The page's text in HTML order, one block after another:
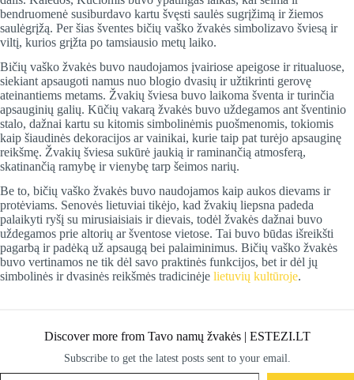
bendruomenė susiburdavo kartu švęsti saulės sugrįžimą ir žiemos
saulėgrįžą. Per šias šventes bičių vaško žvakės simbolizavo šviesą ir
viltį, kurios grįžta po tamsiausio metų laiko​.
Bičių vaško žvakės buvo naudojamos įvairiose apeigose ir ritualuose,
siekiant apsaugoti namus nuo blogio dvasių ir užtikrinti gerovę
ateinantiems metams. Žvakių šviesa buvo laikoma šventa ir turinčia
apsauginių galių. Kūčių vakarą žvakės buvo uždegamos ant šventinio
stalo, dažnai kartu su kitomis simbolinėmis puošmenomis, tokiomis
kaip šiaudinės dekoracijos ar vainikai, kurie taip pat turėjo apsauginę
reikšmę. Žvakių šviesa sukūrė jaukią ir raminančią atmosferą,
skatinančią ramybę ir vienybę tarp šeimos narių​.
Be to, bičių vaško žvakės buvo naudojamos kaip aukos dievams ir
protėviams. Senovės lietuviai tikėjo, kad žvakių liepsna padeda
palaikyti ryšį su mirusiaisiais ir dievais, todėl žvakės dažnai buvo
uždegamos prie altorių ar šventose vietose. Tai buvo būdas išreikšti
pagarbą ir padėką už apsaugą bei palaiminimus. Bičių vaško žvakės
buvo vertinamos ne tik dėl savo praktinės funkcijos, bet ir dėl jų
simbolinės ir dvasinės reikšmės tradicinėje lietuvių kultūroje​.
Discover more from Tavo namų žvakės | ESTEZI.LT
Subscribe to get the latest posts sent to your email.
Type your email…